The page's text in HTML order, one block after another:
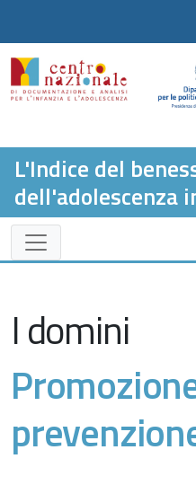
L'Indice del
dell'adolescenza
I domini